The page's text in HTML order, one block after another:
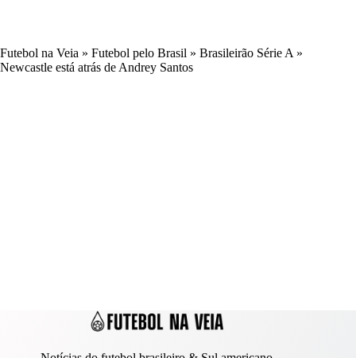
Futebol na Veia » Futebol pelo Brasil » Brasileirão Série A »
Newcastle está atrás de Andrey Santos